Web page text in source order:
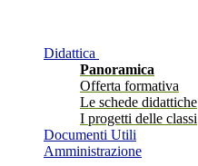
Didattica
Panoramica
Offerta formativa
Le schede didattiche
I progetti delle classi
Documenti Utili
Amministrazione